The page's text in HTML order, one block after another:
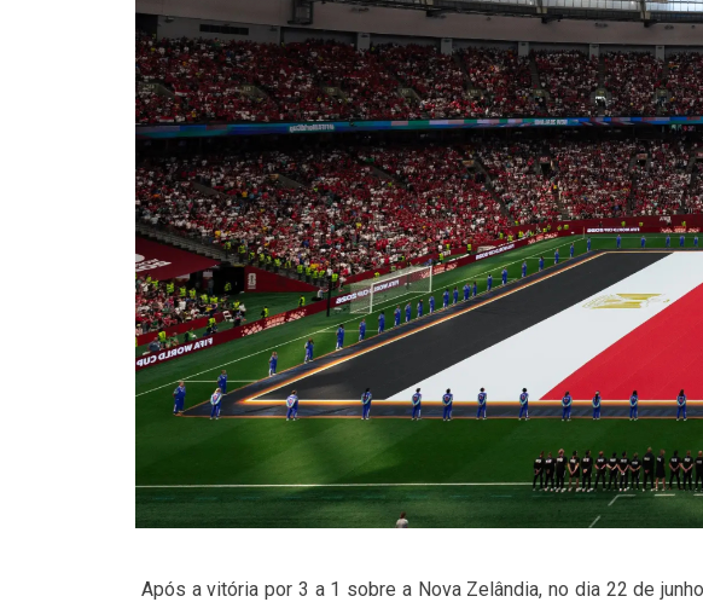
Após a vitória por 3 a 1 sobre a Nova Zelândia, no dia 22 de